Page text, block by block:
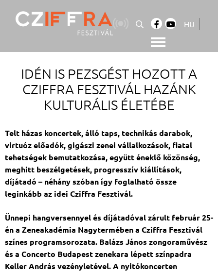
content
HU
IDÉN IS PEZSGÉST HOZOTT A
CZIFFRA FESZTIVÁL HAZÁNK
KULTURÁLIS ÉLETÉBE
Telt házas koncertek, álló taps, technikás darabok,
virtuóz előadók, gigászi zenei vállalkozások, fiatal
tehetségek bemutatkozása, együtt éneklő közönség,
meghitt beszélgetések, progresszív kiállítások,
díjátadó – néhány szóban így foglalható össze
leginkább az idei Cziffra Fesztivál.
Ünnepi hangversennyel és díjátadóval zárult február 25-
én a Zeneakadémia Nagytermében a Cziffra Fesztivál
színes programsorozata. Balázs János zongoraművész
és a Concerto Budapest zenekara lépett színpadra
Keller András vezényletével. A nyitókoncerten